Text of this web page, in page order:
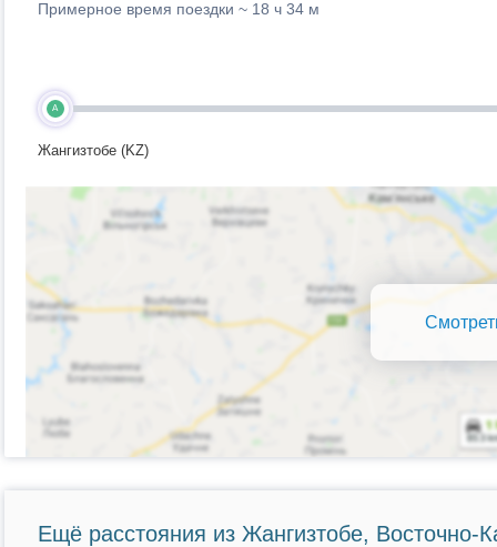
Примерное время поездки ~ 18 ч 34 м
A
Жангизтобе (KZ)
Ещё расстояния из Жангизтобе, Восточно-